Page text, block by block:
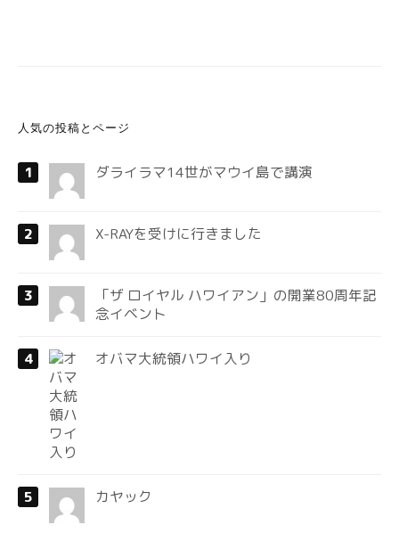
人気の投稿とページ
ダライラマ14世がマウイ島で講演
X-RAYを受けに行きました
「ザ ロイヤル ハワイアン」の開業80周年記
念イベント
オバマ大統領ハワイ入り
カヤック